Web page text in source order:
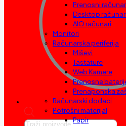
Products
Prenosni
Desktop računari
AIO računari
Monitori
Računarska periferija
Miševi
Tastature
Web Kamere
Prenosne
Prenaponska
Računarski dodaci
Potrošni materijal
Papir